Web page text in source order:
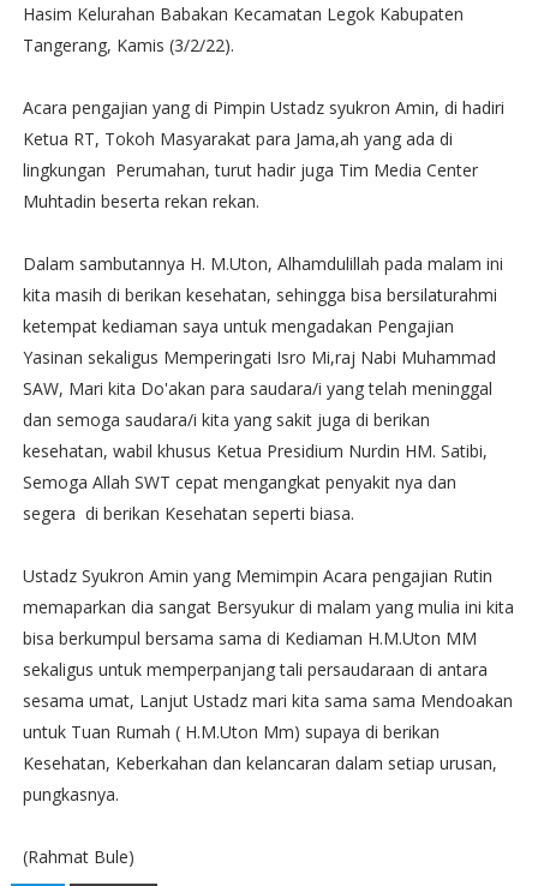
Hasim Kelurahan Babakan Kecamatan Legok Kabupaten
Tangerang, Kamis (3/2/22).
Acara pengajian yang di Pimpin Ustadz syukron Amin, di hadiri
Ketua RT, Tokoh Masyarakat para Jama,ah yang ada di
lingkungan Perumahan, turut hadir juga Tim Media Center
Muhtadin beserta rekan rekan.
Dalam sambutannya H. M.Uton, Alhamdulillah pada malam ini
kita masih di berikan kesehatan, sehingga bisa bersilaturahmi
ketempat kediaman saya untuk mengadakan Pengajian
Yasinan sekaligus Memperingati Isro Mi,raj Nabi Muhammad
SAW, Mari kita Do'akan para saudara/i yang telah meninggal
dan semoga saudara/i kita yang sakit juga di berikan
kesehatan, wabil khusus Ketua Presidium Nurdin HM. Satibi,
Semoga Allah SWT cepat mengangkat penyakit nya dan
segera di berikan Kesehatan seperti biasa.
Ustadz Syukron Amin yang Memimpin Acara pengajian Rutin
memaparkan dia sangat Bersyukur di malam yang mulia ini kita
bisa berkumpul bersama sama di Kediaman H.M.Uton MM
sekaligus untuk memperpanjang tali persaudaraan di antara
sesama umat, Lanjut Ustadz mari kita sama sama Mendoakan
untuk Tuan Rumah ( H.M.Uton Mm) supaya di berikan
Kesehatan, Keberkahan dan kelancaran dalam setiap urusan,
pungkasnya.
(Rahmat Bule)